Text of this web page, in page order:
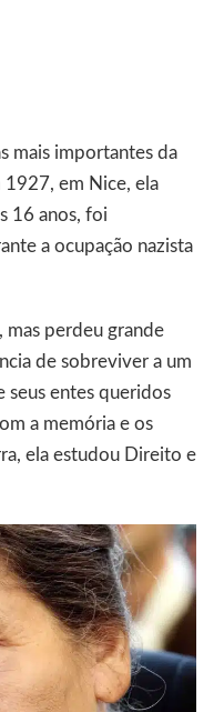
mais importantes da
1927, em Nice, ela
16 anos, foi
a ocupação nazista
mas perdeu grande
de sobreviver a um
seus entes queridos
a memória e os
ela estudou Direito e